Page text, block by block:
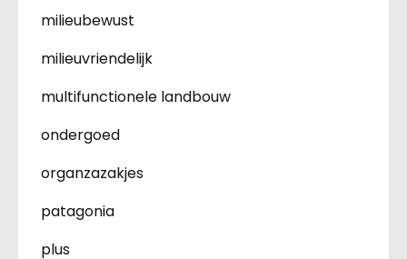
milieubewust
milieuvriendelijk
multifunctionele landbouw
ondergoed
organzazakjes
patagonia
plus